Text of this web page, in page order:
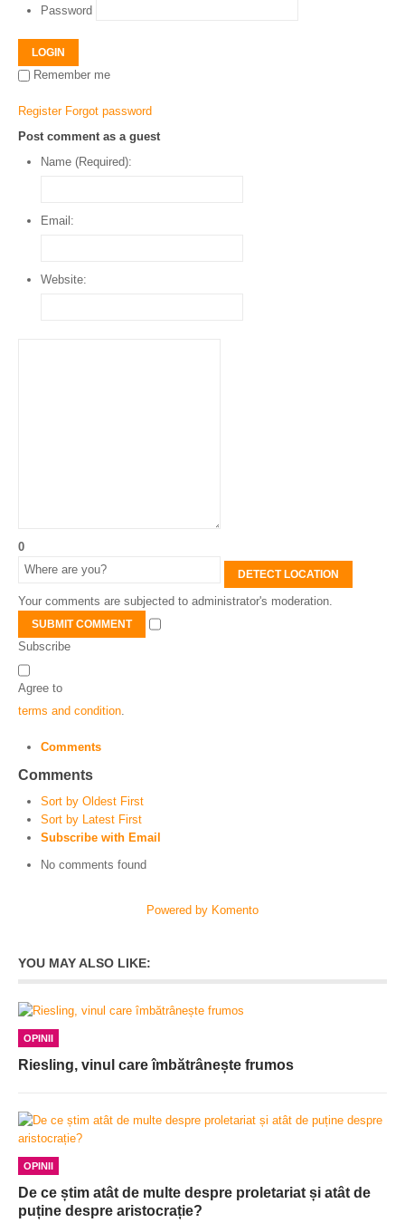
Password
LOGIN
Remember me
Register Forgot password
Post comment as a guest
Name (Required):
Email:
Website:
0
DETECT LOCATION
Your comments are subjected to administrator's moderation.
SUBMIT COMMENT
Subscribe
Agree to
terms and condition
Comments
Comments
Sort by Oldest First
Sort by Latest First
Subscribe with Email
No comments found
Powered by Komento
YOU MAY ALSO LIKE:
OPINII
Riesling, vinul care îmbătrânește frumos
OPINII
De ce știm atât de multe despre proletariat și atât de
puține despre aristocrație?